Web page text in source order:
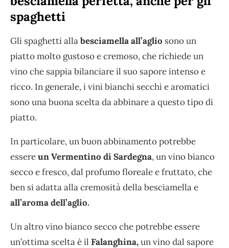
spaghetti
Gli spaghetti allabesciamella all’aglio sono un
piatto molto gustoso e cremoso, che richiede un
vino che sappia bilanciare il suo sapore intenso e
ricco. In generale, i vini bianchi secchi e aromatici
sono una buona scelta da abbinare a questo tipo di
piatto.
In particolare, un buon abbinamento potrebbe
essereun Vermentino di Sardegna, un vino bianco
secco e fresco, dal profumo floreale e fruttato, che
ben si adatta alla cremosità della besciamella e
all’aroma dell’aglio.
Un altro vino bianco secco che potrebbe essere
un’ottima scelta è il Falanghina,un vino dal sapore